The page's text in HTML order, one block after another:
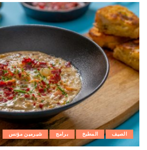
الصيف المطبخ برامج شيرمين مؤنس